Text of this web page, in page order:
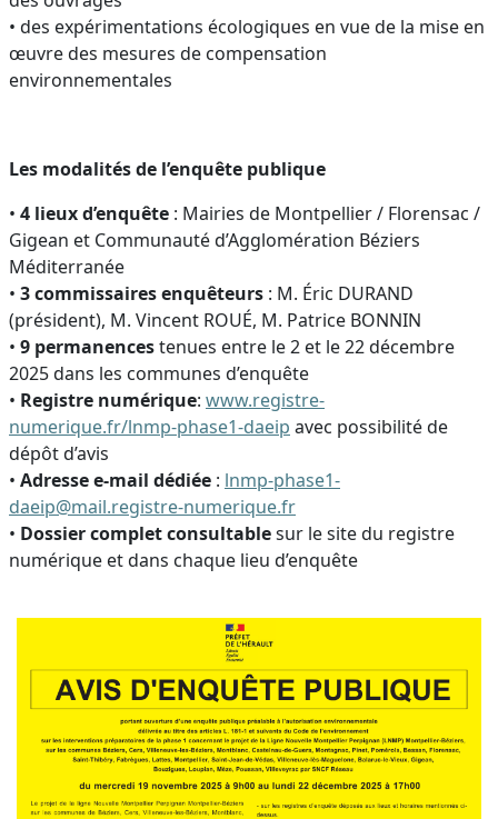
• des expérimentations écologiques en vue de la mise en
œuvre des mesures de compensation
environnementales
Les modalités de l’enquête publique
• 4 lieux d’enquête : Mairies de Montpellier / Florensac /
Gigean et Communauté d’Agglomération Béziers
Méditerranée
• 3 commissaires enquêteurs : M. Éric DURAND
(président), M. Vincent ROUÉ, M. Patrice BONNIN
• 9 permanencestenues entre le 2 et le 22 décembre
2025 dans les communes d’enquête
• Registre numérique: www.registre-
numerique.fr/lnmp-phase1-daeip avec possibilité de
dépôt d’avis
• Adresse e-mail dédiée : lnmp-phase1-
daeip@mail.registre-numerique.fr
• Dossier complet consultablesur le site du registre
numérique et dans chaque lieu d’enquête